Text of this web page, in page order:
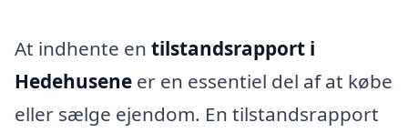
At indhente en tilstandsrapport i
Hedehusene er en essentiel del af at købe
eller sælge ejendom. En tilstandsrapport